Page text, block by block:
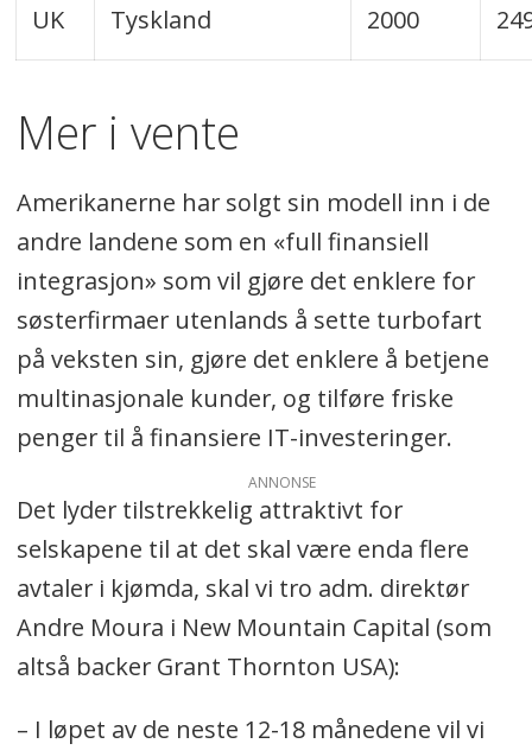
UK Tyskland 2000
Mer i vente
Amerikanerne har solgt sin modell inn i de
andre landene som en «full finansiell
integrasjon» som vil gjøre det enklere for
søsterfirmaer utenlands å sette turbofart
på veksten sin, gjøre det enklere å betjene
multinasjonale kunder, og tilføre friske
penger til å finansiere IT-investeringer.
ANNONSE
Det lyder tilstrekkelig attraktivt for
selskapene til at det skal være enda flere
avtaler i kjømda, skal vi tro adm. direktør
Andre Moura i New Mountain Capital (som
altså backer Grant Thornton USA):
– I løpet av de neste 12-18 månedene vil vi